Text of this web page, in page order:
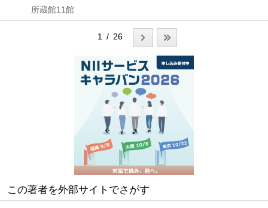
所蔵館11館
1 / 26
この著者を外部サイトでさがす